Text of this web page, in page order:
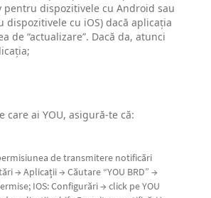
pentru dispozitivele cu Android sau
dispozitivele cu iOS) dacă aplicația
de “actualizare”. Dacă da, atunci
care ai YOU, asigură-te că:
de transmitere notificări
→ Aplicații → Căutare “YOU BRD” →
IOS: Configurări → click pe YOU